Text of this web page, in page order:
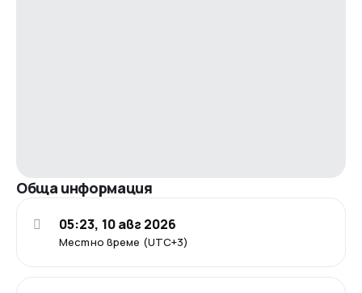
Обща информация
Местно време (UTC+3)
05:23, 10 авг 2026